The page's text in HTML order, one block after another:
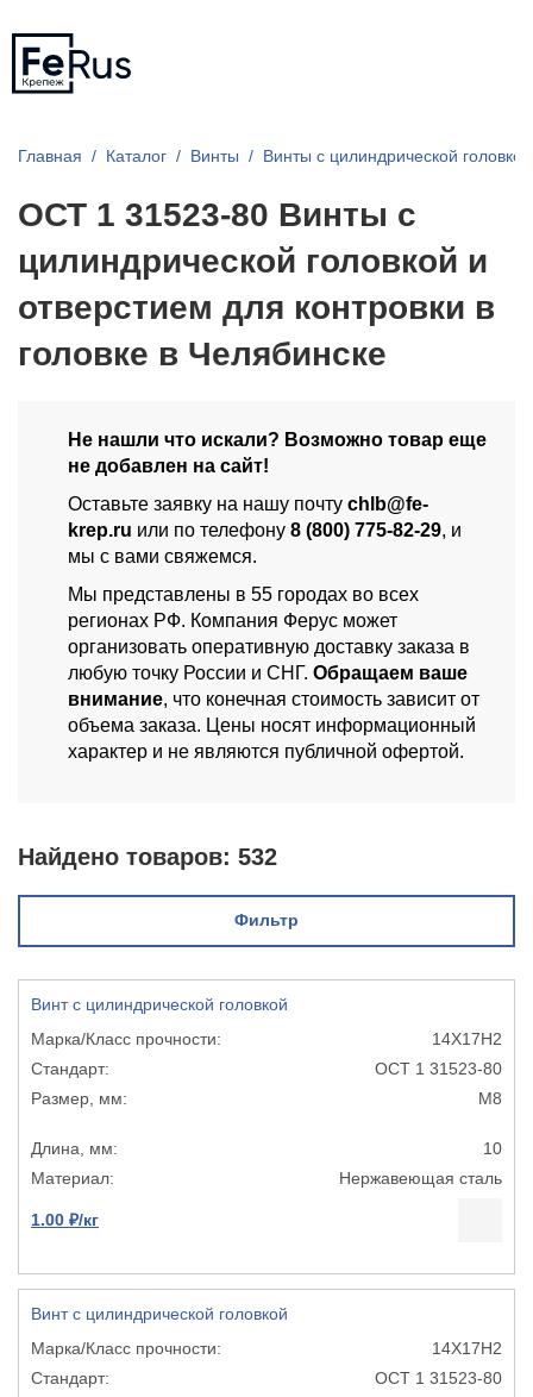
Главная Каталог Винты Винты с цилиндрической головкой
ОСТ 1 31523-80 Винты с
цилиндрической головкой и
отверстием для контровки в
головке в Челябинске
Не нашли что искали? Возможно товар еще
не добавлен на сайт!
Оставьте заявку на нашу почту chlb@fe-
krep.ru или по телефону 8 (800) 775-82-29, и
мы с вами свяжемся.
Мы представлены в 55 городах во всех
регионах РФ. Компания Ферус может
организовать оперативную доставку заказа в
любую точку России и СНГ. Обращаем ваше
внимание, что конечная стоимость зависит от
объема заказа. Цены носят информационный
характер и не являются публичной офертой.
Найдено товаров: 532
Фильтр
Винт с цилиндрической головкой
14Х17Н2
ОСТ 1 31523-80
М8
10
Нержавеющая сталь
1.00 ₽/кг
Винт с цилиндрической головкой
14Х17Н2
ОСТ 1 31523-80